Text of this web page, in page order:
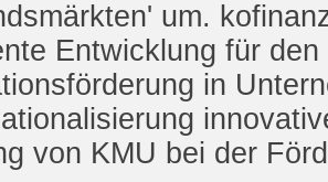
um.
Entwicklung für
in
von KMU bei der